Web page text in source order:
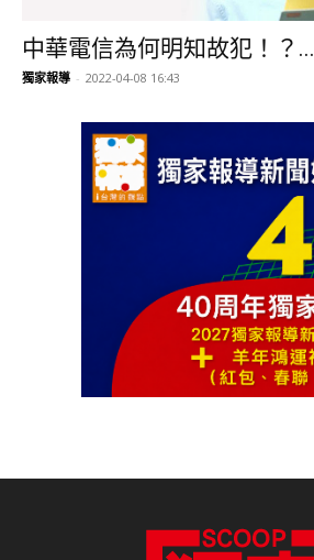
中華電信為何明知故犯！？...
獨家報導 - 2022-04-08 16:43